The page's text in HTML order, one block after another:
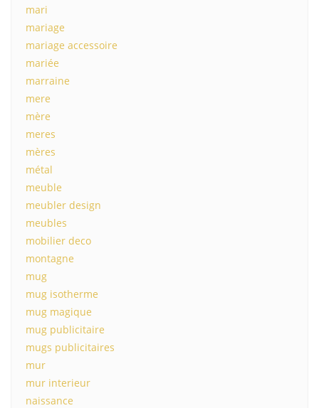
mari
mariage
mariage accessoire
mariée
marraine
mere
mère
meres
mères
métal
meuble
meubler design
meubles
mobilier deco
montagne
mug
mug isotherme
mug magique
mug publicitaire
mugs publicitaires
mur
mur interieur
naissance